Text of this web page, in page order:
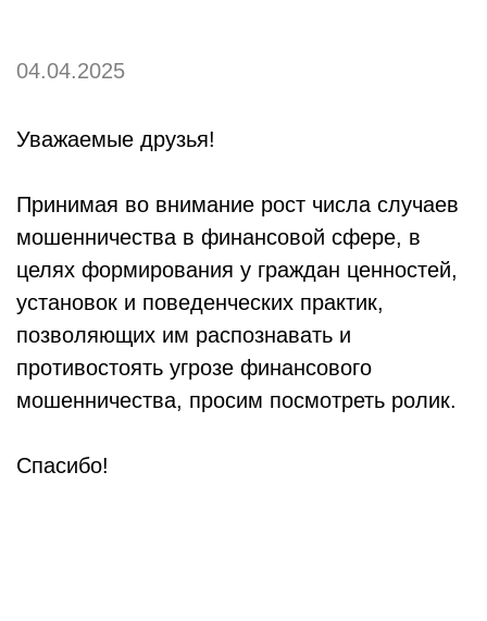
04.04.2025
Уважаемые друзья!
Принимая во внимание рост числа случаев
мошенничества в финансовой сфере, в
целях формирования у граждан ценностей,
установок и поведенческих практик,
позволяющих им распознавать и
противостоять угрозе финансового
мошенничества, просим посмотреть ролик.
Спасибо!